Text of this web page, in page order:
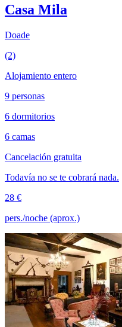
Casa Mila
Doade
(2)
Alojamiento entero
9 personas
6 dormitorios
6 camas
Cancelación gratuita
Todavía no se te cobrará nada.
28 €
pers./noche (aprox.)